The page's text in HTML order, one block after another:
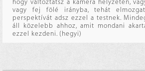
hogy változtatsz a kamera helyzetén,
vagy fej fölé irányba, tehát
perspektívát adsz ezzel a testnek.
áll közelebb ahhoz, amit mondani
ezzel kezdeni. (hegyi)